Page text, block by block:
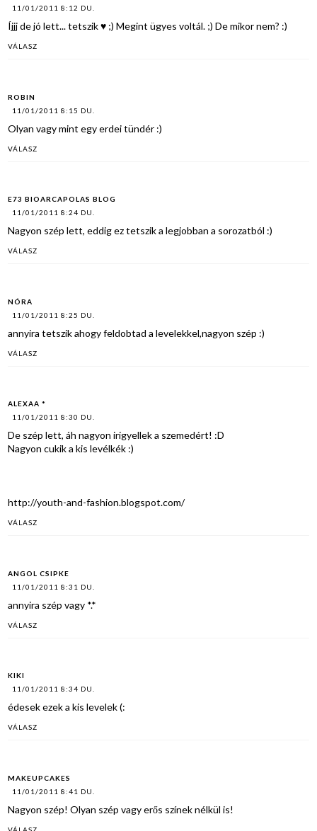
11/01/2011 8:12 DU.
Íjjj de jó lett... tetszik ♥ ;) Megint ügyes voltál. ;) De mikor nem? :)
VÁLASZ
ROBIN
11/01/2011 8:15 DU.
Olyan vagy mint egy erdei tündér :)
VÁLASZ
E73 BIOARCAPOLAS BLOG
11/01/2011 8:24 DU.
Nagyon szép lett, eddig ez tetszik a legjobban a sorozatból :)
VÁLASZ
NÓRA
11/01/2011 8:25 DU.
annyira tetszik ahogy feldobtad a levelekkel,nagyon szép :)
VÁLASZ
ALEXAA *
11/01/2011 8:30 DU.
De szép lett, áh nagyon irigyellek a szemedért! :D
Nagyon cukik a kis levélkék :)
http://youth-and-fashion.blogspot.com/
VÁLASZ
ANGOL CSIPKE
11/01/2011 8:31 DU.
annyira szép vagy *.*
VÁLASZ
KIKI
11/01/2011 8:34 DU.
édesek ezek a kis levelek (:
VÁLASZ
MAKEUPCAKES
11/01/2011 8:41 DU.
Nagyon szép! Olyan szép vagy erős színek nélkül is!